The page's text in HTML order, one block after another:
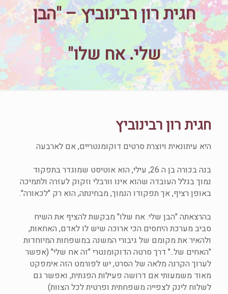
חגית רון רבינוביץ – "הבן
שלי. אח שלו"
חגית רון רבינוביץ
היא עיתונאית ויוצרת סרטים דוקומנטריים, אם לארבעה
בנה בכורה בן ה 26, עילי, הוא אוטיסט שמוגדר בתפקוד
נמוך בגלל העובדה שהוא אינו וורבלי וזקוק לעזרה ולתמיכה
באופן רציף, אך תפקודו הנמוך, מבחינתה, הוא רק "לכאורה".
בהרצאתה "הבן שלי. אח שלו" מבקשת להציף את השיח
סביב מערכת היחסים הכי ארוכה שיש לו לאדם, האחאות,
ולהאיר את מקומם של גיבורי המשנה במשפחות המיוחדות
"האחים של.." דרך סרטה הדוקומנטרי "זה אח שלי" (אפשר
לערוך הקרנה מלאה של הסרט, יש לפורמט הזה אימפקט
מאוד משמעותי אם דרושה פעילות הפגתית, ואפשר גם
לשלוח לינק לצפייה משפחתית ופרטית לכל הצוות)